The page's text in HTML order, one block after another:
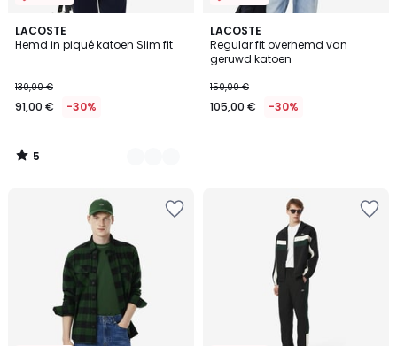
LACOSTE
Hemd in piqué katoen Slim fit
130,00 €
91,00 € -30%
5
/
2
Kleuren
5
/
LACOSTE
Regular fit overhemd van
geruwd katoen
150,00 €
105,00 € -30%